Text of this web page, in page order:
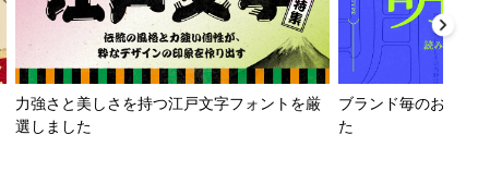
力強さと美しさを持つ江戸文字フォントを厳
選しました
ブランド毎のおす
た